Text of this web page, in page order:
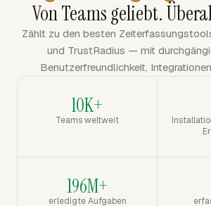
Von Teams geliebt.
Zählt zu den besten
und TrustRadius — mit
Benutzerfreundlichkeit,
10K+
Teams weltweit
196M+
erledigte Aufgaben